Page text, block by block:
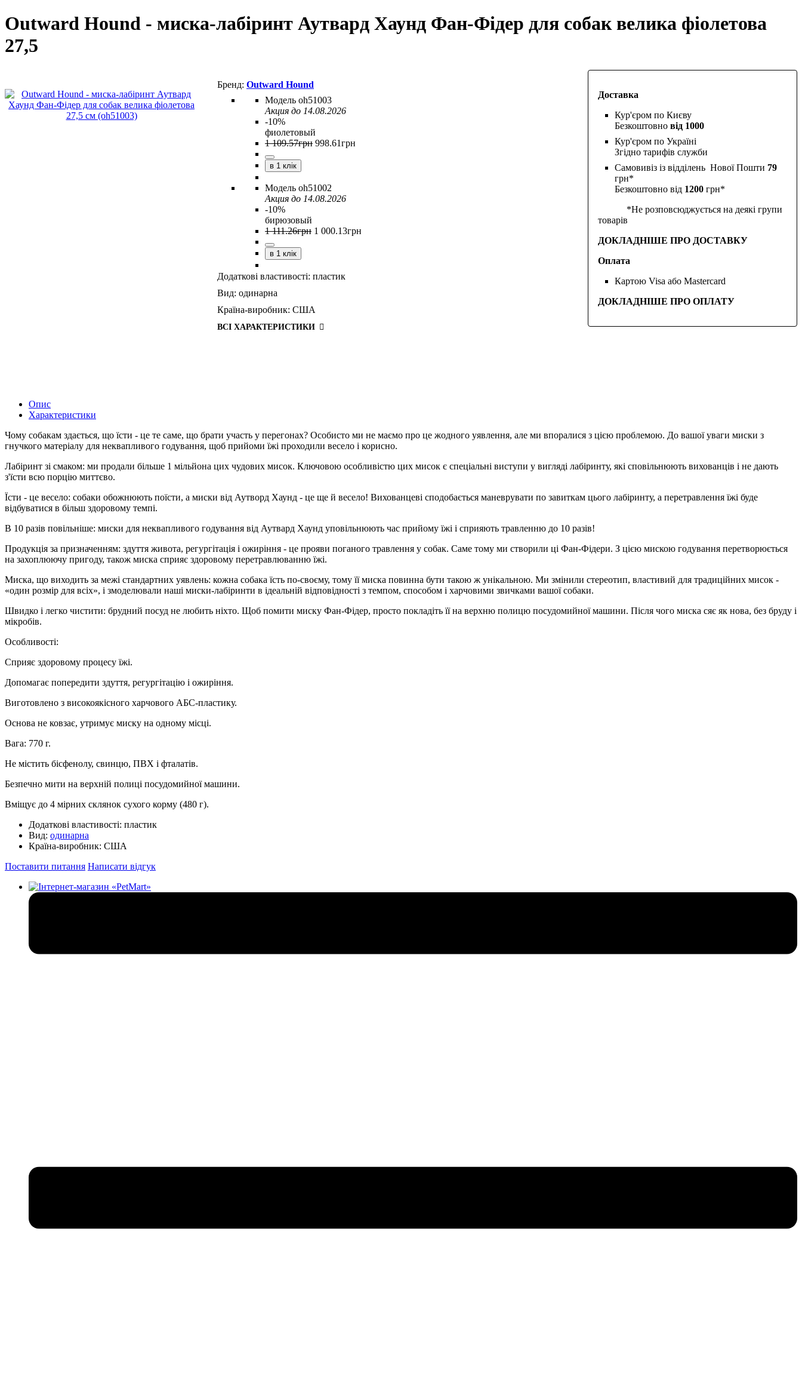
Outward Hound - миска-лабіринт Аутвард Хаунд Фан-Фідер для собак велика фіолетова
27,5
Доставка
Кур'єром по Києву
Безкоштовно від 1000
Кур'єром по Україні
Згідно тарифів служби
Самовивіз із відділень Нової Пошти 79
грн*
Безкоштовно від 1200 грн*
*Не розповсюджується на деякі групи
товарів
ДОКЛАДНІШЕ ПРО ДОСТАВКУ
Оплата
Картою Visa або Mastercard
ДОКЛАДНІШЕ ПРО ОПЛАТУ
Outward Hound
oh51003
Акция до 14.08.2026
-10%
фиолетовый
1 109.57грн 998.61грн
в 1 клік
oh51002
Акция до 14.08.2026
-10%
бирюзовый
1 111.26грн 1 000.13грн
в 1 клік
Додаткові властивості: пластик
Вид: одинарна
Країна-виробник: США
ВСІ ХАРАКТЕРИСТИКИ
Опис
Характеристики
Чому собакам здається, що їсти - це те саме, що брати участь у перегонах? Особисто ми не маємо про це жодного уявлення, але ми впоралися з цією проблемою. До вашої уваги миски з
гнучкого матеріалу для неквапливого годування, щоб прийоми їжі проходили весело і корисно.
Лабіринт зі смаком: ми продали більше 1 мільйона цих чудових мисок. Ключовою особливістю цих мисок є спеціальні виступи у вигляді лабіринту, які сповільнюють вихованців і не дають
з'їсти всю порцію миттєво.
Їсти - це весело: собаки обожнюють поїсти, а миски від Аутворд Хаунд - це ще й весело! Вихованцеві сподобається маневрувати по завиткам цього лабіринту, а перетравлення їжі буде
відбуватися в більш здоровому темпі.
В 10 разів повільніше: миски для неквапливого годування від Аутвард Хаунд уповільнюють час прийому їжі і сприяють травленню до 10 разів!
Продукція за призначенням: здуття живота, регургітація і ожиріння - це прояви поганого травлення у собак. Саме тому ми створили ці Фан-Фідери. З цією мискою годування перетворюється
на захоплюючу пригоду, також миска сприяє здоровому перетравлюванню їжі.
Миска, що виходить за межі стандартних уявлень: кожна собака їсть по-своєму, тому її миска повинна бути такою ж унікальною. Ми змінили стереотип, властивий для традиційних мисок -
«один розмір для всіх», і змоделювали наші миски-лабіринти в ідеальній відповідності з темпом, способом і харчовими звичками вашої собаки.
Швидко і легко чистити: брудний посуд не любить ніхто. Щоб помити миску Фан-Фідер, просто покладіть її на верхню полицю посудомийної машини. Після чого миска сяє як нова, без бруду і
мікробів.
Особливості:
Сприяє здоровому процесу їжі.
Допомагає попередити здуття, регургітацію і ожиріння.
Виготовлено з високоякісного харчового АБС-пластику.
Основа не ковзає, утримує миску на одному місці.
Вага: 770 г.
Не містить бісфенолу, свинцю, ПВХ і фталатів.
Безпечно мити на верхній полиці посудомийної машини.
Вміщує до 4 мірних склянок сухого корму (480 г).
Додаткові властивості: пластик
Вид: одинарна
Країна-виробник: США
Поставити питання Написати відгук